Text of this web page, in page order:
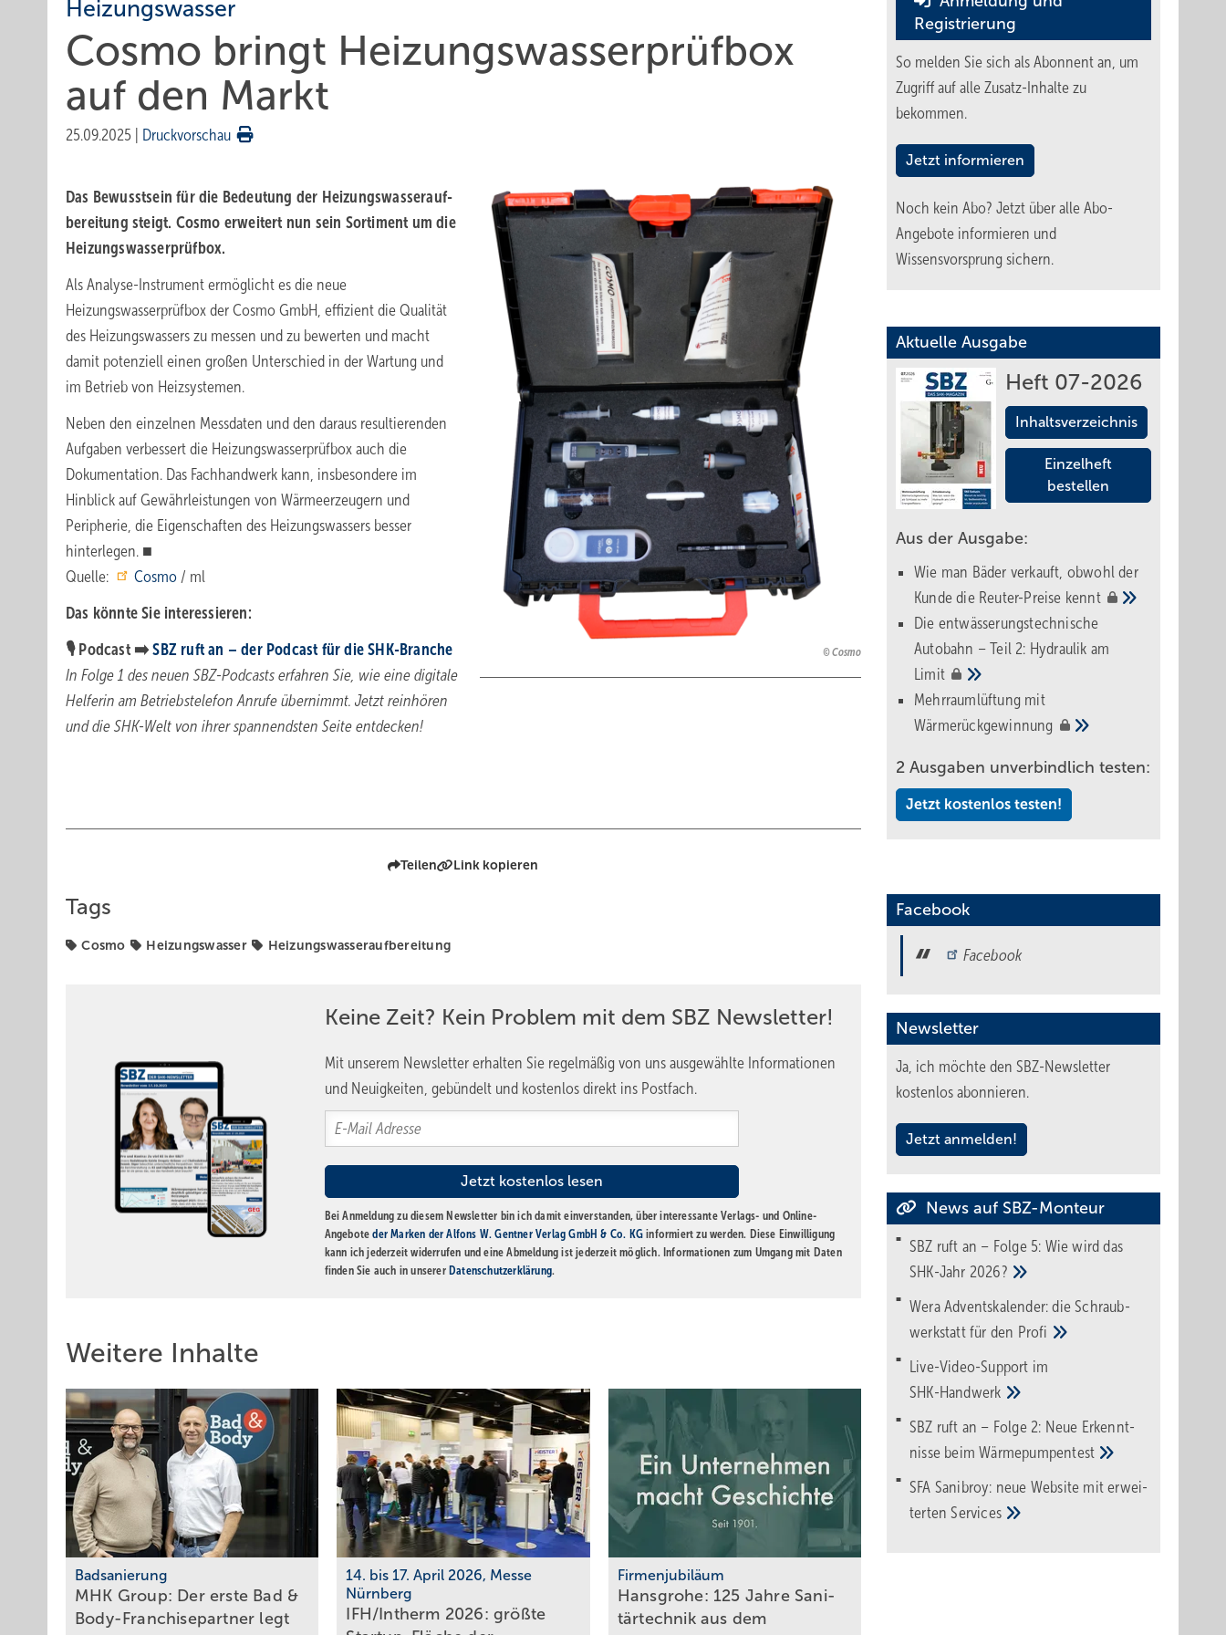
Heizungswasser
Cosmo bringt Heizungs­wasser­prüf­box
auf den Markt
25.09.2025 Druckvorschau
Cosmo
Das Bewuss­tsein für die Bedeu­tung der Heizungs­wasser­auf­
be­rei­tung steigt. Cosmo erwei­tert nun sein Sorti­ment um die
Heizungs­wasser­prüfbox.
Als Analyse-Instrument ermöglicht es die neue
Heizungswasserprüfbox der Cosmo GmbH, effizient die Qualität
des Heizungswassers zu messen und zu bewerten und macht
damit potenziell einen großen Unterschied in der Wartung und
im Betrieb von Heizsystemen.
Neben den einzelnen Messdaten und den daraus resultierenden
Aufgaben verbessert die Heizungswasserprüfbox auch die
Dokumentation. Das Fachhandwerk kann, insbesondere im
Hinblick auf Gewährleistungen von Wärmeerzeugern und
Peripherie, die Eigenschaften des Heizungswassers besser
hinterlegen. ■
Quelle:
Cosmo / ml
Das könnte Sie interessieren:
🎙️ Podcast ➡️SBZ ruft an – der Podcast für die SHK-Branche
In Folge 1 des neuen SBZ-Podcasts erfahren Sie, wie eine digitale
Helferin am Betriebstelefon Anrufe übernimmt. Jetzt reinhören
und die SHK-Welt von ihrer spannendsten Seite entdecken!
Teilen Link kopieren
Tags
Cosmo Heizungswasser Heizungswasseraufbereitung
Keine Zeit? Kein Problem mit dem SBZ Newsletter!
Mit unserem Newsletter erhalten Sie regelmäßig von uns ausgewählte Informationen
und Neuigkeiten, gebündelt und kostenlos direkt ins Postfach.
Bei Anmeldung zu diesem Newsletter bin ich damit einverstanden, über interessante Verlags- und Online-
Angeboteder Marken der Alfons W. Gentner Verlag GmbH & Co. KG informiert zu werden. Diese Einwilligung
kann ich jederzeit widerrufen und eine Abmeldung ist jederzeit möglich. Informationen zum Umgang mit Daten
finden Sie auch in unserer Datenschutzerklärung.
Weitere Inhalte
Badsanierung
MHK Group: Der erste Bad &
Body-Franchise­partner legt
14. bis 17. April 2026, Messe
Nürnberg
IFH/Intherm 2026: größte
Firmenjubiläum
Hansgrohe: 125 Jahre Sa­ni­
tär­tech­nik aus dem
Registrierung
So melden Sie sich als Abonnent an, um
Zugriff auf alle Zusatz-Inhalte zu
bekommen.
Jetzt informieren
Noch kein Abo? Jetzt über alle Abo-
Angebote informieren und
Wissensvorsprung sichern.
Aktuelle Ausgabe
Heft 07-2026
Inhaltsverzeichnis
Einzelheft
bestellen
Aus der Ausgabe:
Wie man Bäder verkauft, obwohl der
Kunde die Reuter-Preise kennt
Die entwässerungstechnische
Autobahn – Teil 2: Hydraulik am
Limit
Mehrraumlüftung mit
Wärmerückgewinnung
2 Ausgaben unverbindlich testen:
Jetzt kostenlos testen!
Facebook
Facebook
Newsletter
Ja, ich möchte den SBZ-Newsletter
kostenlos abonnieren.
Jetzt anmelden!
News auf SBZ-Monteur
SBZ ruft an – Folge 5: Wie wird das
SHK-Jahr 2026?
Wera Adventskalender: die Schraub­
werk­statt für den Pro­fi
Live-Video-Support im
SHK-Handwerk
SBZ ruft an – Folge 2: Neue Erkennt­
nisse beimWärme­pumpen­test
SFA Sanibroy: neue Web­site mit erwei­
tertenServices